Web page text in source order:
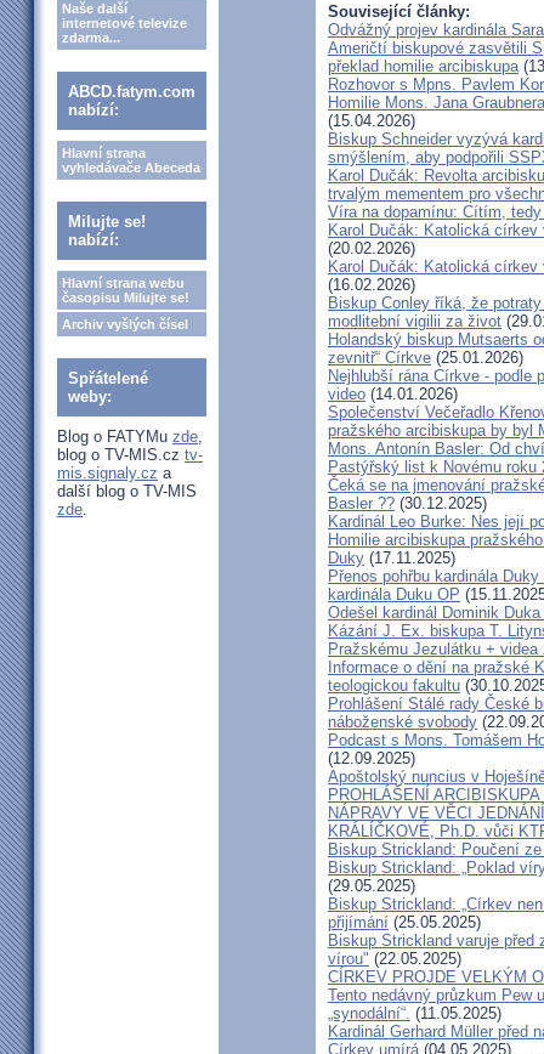
Naše další
internetové televize
zdarma...
ABCD.fatym.com
nabízí:
Hlavní strana
vyhledávače Abeceda
Milujte se!
nabízí:
Hlavní strana webu
časopisu Milujte se!
Archiv vyšlých čísel
Spřátelené
weby:
Blog o FATYMu zde,
blog o TV-MIS.cz tv-
mis.signaly.cz a
další blog o TV-MIS
zde.
Související články:
Odvážný projev kardinála
Američtí biskupové zasvětili
překlad homilie arcibiskupa
Rozhovor s Mpns. Pavlem
Homilie Mons. Jana
(15.04.2026)
Biskup Schneider vyzývá
smýšlením, aby podpořili
Karol Dučák: Revolta
trvalým mementem pro
Víra na dopamínu: Cítím,
Karol Dučák: Katolická
(20.02.2026)
Karol Dučák: Katolická
(16.02.2026)
Biskup Conley říká, že
modlitební vigilii za život
Holandský biskup Mutsaerts
zevnitř“ Církve (25.01.2026)
Nejhlubší rána Církve - podle
video (14.01.2026)
Společenství Večeřadlo
pražského arcibiskupa by byl
Mons. Antonín Basler: Od
Pastýřský list k Novému roku
Čeká se na jmenování
Basler ?? (30.12.2025)
Kardinál Leo Burke: Nes její
Homilie arcibiskupa
Duky (17.11.2025)
Přenos pohřbu kardinála
kardinála Duku OP
Odešel kardinál Dominik
Kázání J. Ex. biskupa T.
Pražskému Jezulátku + videa
Informace o dění na pražské
teologickou fakultu
Prohlášení Stálé rady České
náboženské svobody
Podcast s Mons. Tomášem
(12.09.2025)
Apoštolský nuncius v
PROHLÁŠENÍ
NÁPRAVY VE VĚCI
KRÁLÍČKOVÉ, Ph.D. vůči
Biskup Strickland: Poučení
Biskup Strickland: „Poklad
(29.05.2025)
Biskup Strickland: „Církev
přijímání (25.05.2025)
Biskup Strickland varuje
vírou" (22.05.2025)
CÍRKEV PROJDE VELKÝM
Tento nedávný průzkum Pew
„synodální“. (11.05.2025)
Kardinál Gerhard Müller před
Církev umírá(04.05.2025)